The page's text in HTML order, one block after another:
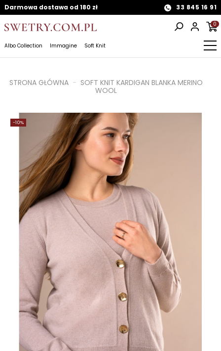
Darmowa dostawa od 180 zł 33 845 16 91
0
Albo Collection Immagine Soft Knit
STRONA GŁÓWNA
SOFT KNIT KARDIGAN BLANKA MERINO
WOOL
-10%